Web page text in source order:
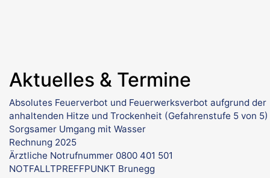
Aktuelles & Termine
Absolutes Feuerverbot und Feuerwerksverbot aufgrund der
anhaltenden Hitze und Trockenheit (Gefahrenstufe 5 von 5)
Sorgsamer Umgang mit Wasser
Rechnung 2025
Ärztliche Notrufnummer 0800 401 501
NOTFALLTPREFFPUNKT Brunegg